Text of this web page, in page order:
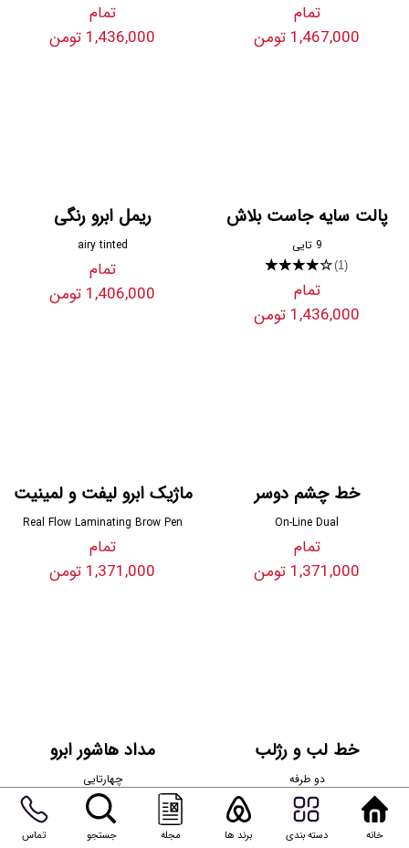
تمام
1,467,000 تومن
تمام
1,436,000 تومن
پالت سایه جاست بلاش
9 تایی
★★★★★(1)
تمام
1,436,000 تومن
ریمل ابرو رنگی
airy tinted
تمام
1,406,000 تومن
خط چشم دوسر
On-Line Dual
تمام
1,371,000 تومن
ماژیک ابرو لیفت و لمینیت
Real Flow Laminating Brow Pen
تمام
1,371,000 تومن
خط لب و رژلب
دو طرفه
تمام
1,368,000 تومن
مداد هاشور ابرو
چهارتایی
تمام
1,364,000 تومن
خانه دسته بندی برند ها مجله جستجو تماس